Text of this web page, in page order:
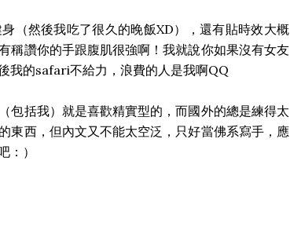
（然後我吃了很久的晚飯XD），還有貼時效大概
稱讚你的手跟腹肌很強啊！我就說你如果沒有女友
我的safari不給力，浪費的人是我啊QQ
包括我）就是喜歡精實型的，而國外的總是練得太
東西，但內文又不能太空泛，只好當佛系寫手，應
：）